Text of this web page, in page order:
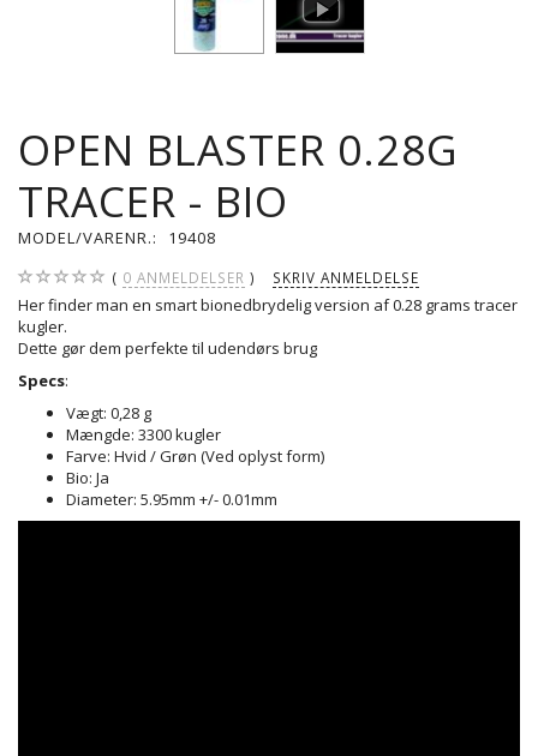
OPEN BLASTER 0.28G
TRACER - BIO
MODEL/VARENR.: 19408
0 ANMELDELSER SKRIV ANMELDELSE
Her finder man en smart bionedbrydelig version af 0.28 grams tracer
kugler.
Dette gør dem perfekte til udendørs brug
Specs:
Vægt: 0,28 g
Mængde: 3300 kugler
Farve: Hvid / Grøn (Ved oplyst form)
Bio: Ja
Diameter: 5.95mm +/- 0.01mm